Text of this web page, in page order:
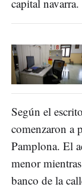
capital navarra.
Según el
comenzaron a
Pamplona. El
menor
banco de la